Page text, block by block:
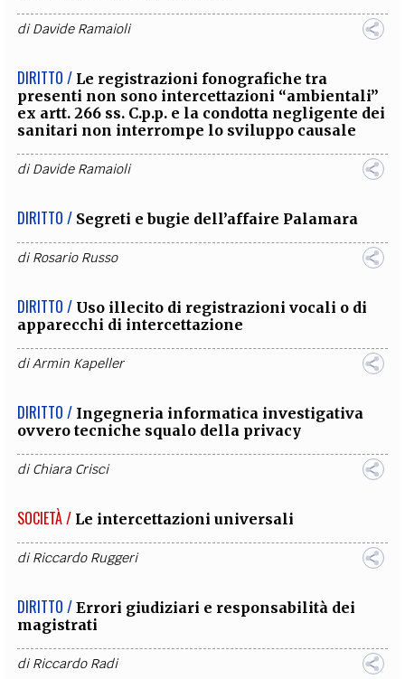
diDavide Ramaioli
DIRITTO / Le registrazioni fonografiche tra
presenti non sono intercettazioni “ambientali”
ex artt. 266 ss. C.p.p. e la condotta negligente dei
sanitari non interrompe lo sviluppo causale
diDavide Ramaioli
DIRITTO / Segreti e bugie dell’affaire Palamara
diRosario Russo
DIRITTO / Uso illecito di registrazioni vocali o di
apparecchi di intercettazione
diArmin Kapeller
DIRITTO / Ingegneria informatica investigativa
ovvero tecniche squalo della privacy
diChiara Crisci
SOCIETÀ / Le intercettazioni universali
diRiccardo Ruggeri
DIRITTO / Errori giudiziari e responsabilità dei
magistrati
diRiccardo Radi